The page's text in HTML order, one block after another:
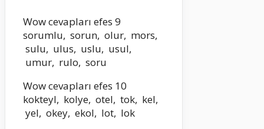
Wow cevapları efes 9
sorumlu, sorun, olur, mors,
sulu, ulus, uslu, usul,
umur, rulo, soru
Wow cevapları efes 10
kokteyl, kolye, otel, tok, kel,
yel, okey, ekol, lot, lok